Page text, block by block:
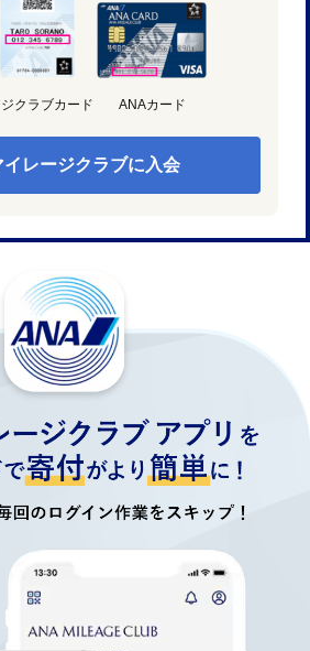
クラブカード ANAカード
レージクラブに入会